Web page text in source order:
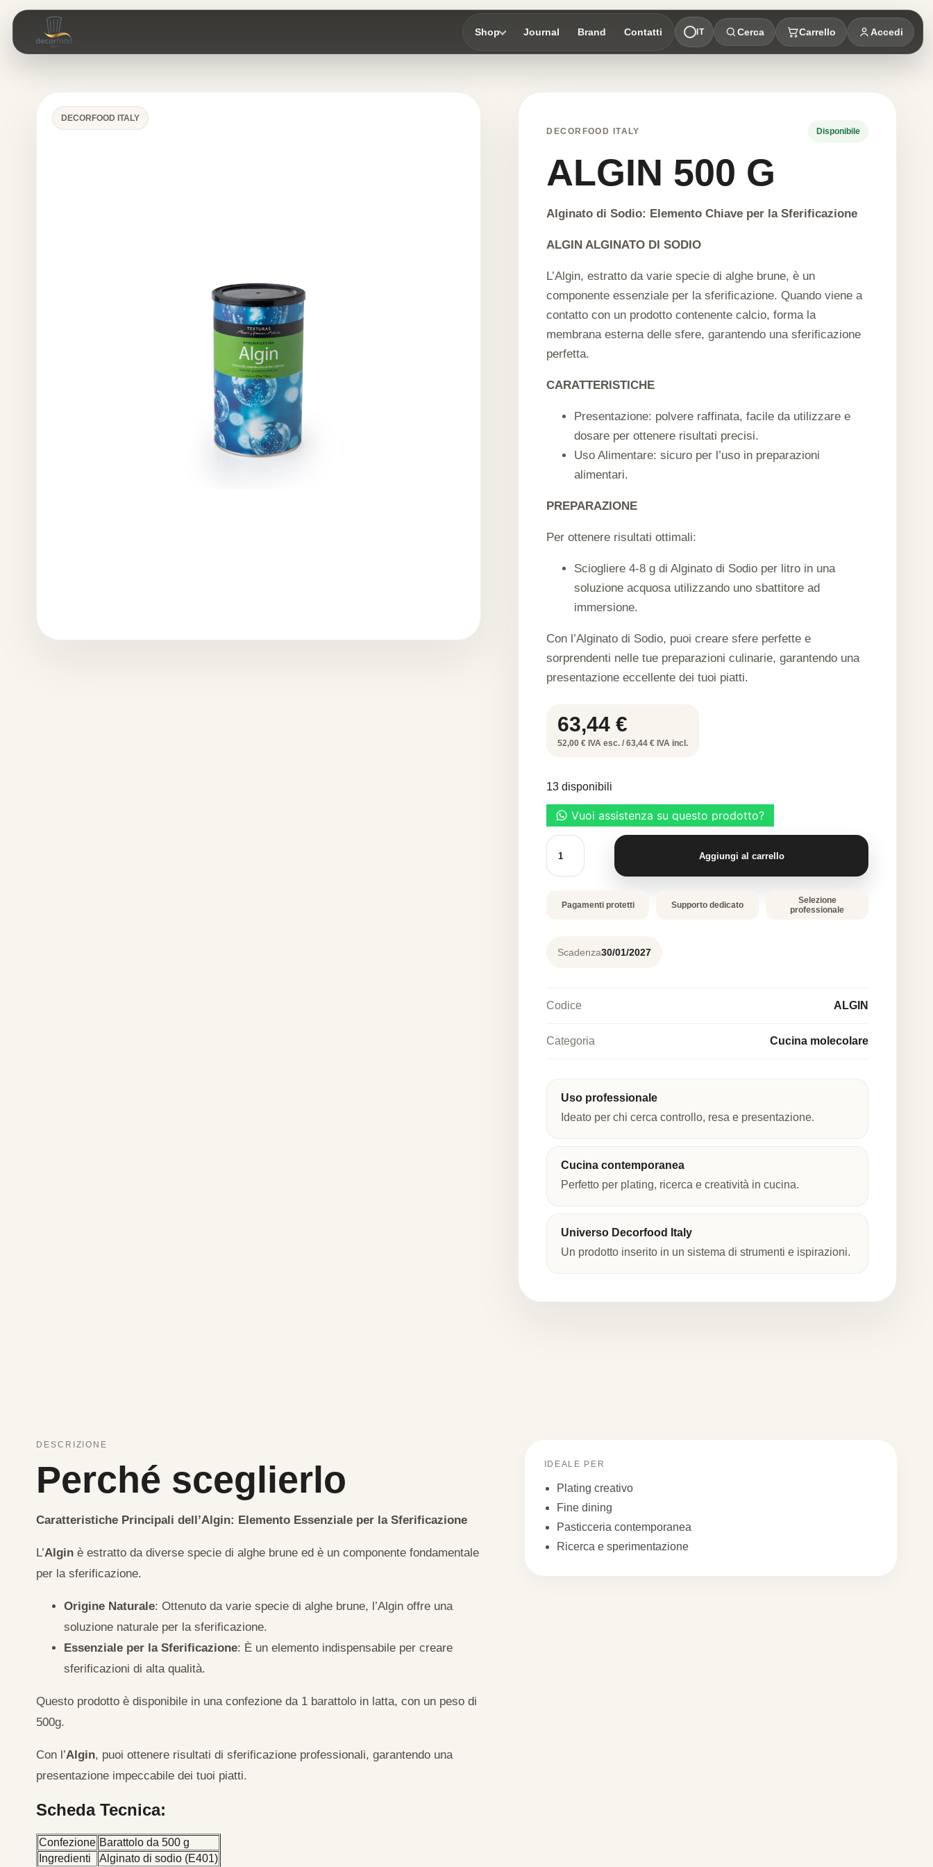
Shop Journal Brand Contatti IT Cerca Carrello Accedi
DECORFOOD ITALY
DECORFOOD ITALY
Disponibile
ALGIN 500 G
Alginato di Sodio: Elemento Chiave per la Sferificazione
ALGIN ALGINATO DI SODIO
L’Algin, estratto da varie specie di alghe brune, è un
componente essenziale per la sferificazione. Quando viene a
contatto con un prodotto contenente calcio, forma la
membrana esterna delle sfere, garantendo una sferificazione
perfetta.
CARATTERISTICHE
Presentazione: polvere raffinata, facile da utilizzare e
dosare per ottenere risultati precisi.
Uso Alimentare: sicuro per l’uso in preparazioni
alimentari.
PREPARAZIONE
Per ottenere risultati ottimali:
Sciogliere 4-8 g di Alginato di Sodio per litro in una
soluzione acquosa utilizzando uno sbattitore ad
immersione.
Con l’Alginato di Sodio, puoi creare sfere perfette e
sorprendenti nelle tue preparazioni culinarie, garantendo una
presentazione eccellente dei tuoi piatti.
63,44€
52,00 € IVA esc. / 63,44 € IVA incl.
13 disponibili
ALGIN
500
G
quantità
Aggiungi al carrello
Pagamenti protetti Supporto dedicato
Selezione
professionale
Scadenza30/01/2027
Codice ALGIN
Categoria Cucina molecolare
Uso professionale
Ideato per chi cerca controllo, resa e presentazione.
Cucina contemporanea
Perfetto per plating, ricerca e creatività in cucina.
Universo Decorfood Italy
Un prodotto inserito in un sistema di strumenti e ispirazioni.
DESCRIZIONE
Perché sceglierlo
Caratteristiche Principali dell’Algin: Elemento Essenziale per la Sferificazione
L’Algin è estratto da diverse specie di alghe brune ed è un componente fondamentale
per la sferificazione.
Origine Naturale: Ottenuto da varie specie di alghe brune, l’Algin offre una
soluzione naturale per la sferificazione.
Essenziale per la Sferificazione: È un elemento indispensabile per creare
sferificazioni di alta qualità.
Questo prodotto è disponibile in una confezione da 1 barattolo in latta, con un peso di
500g.
Con l’Algin, puoi ottenere risultati di sferificazione professionali, garantendo una
presentazione impeccabile dei tuoi piatti.
Scheda Tecnica:
Confezione Barattolo da 500 g
Ingredienti
Alginato di sodio (E401)
IDEALE PER
Plating creativo
Fine dining
Pasticceria contemporanea
Ricerca e sperimentazione